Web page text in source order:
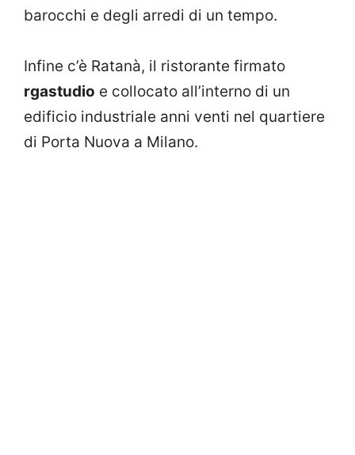
barocchi e degli arredi di un tempo.
Infine c’è Ratanà, il ristorante firmato
rgastudio e collocato all’interno di un
edificio industriale anni venti nel quartiere
di Porta Nuova a Milano.